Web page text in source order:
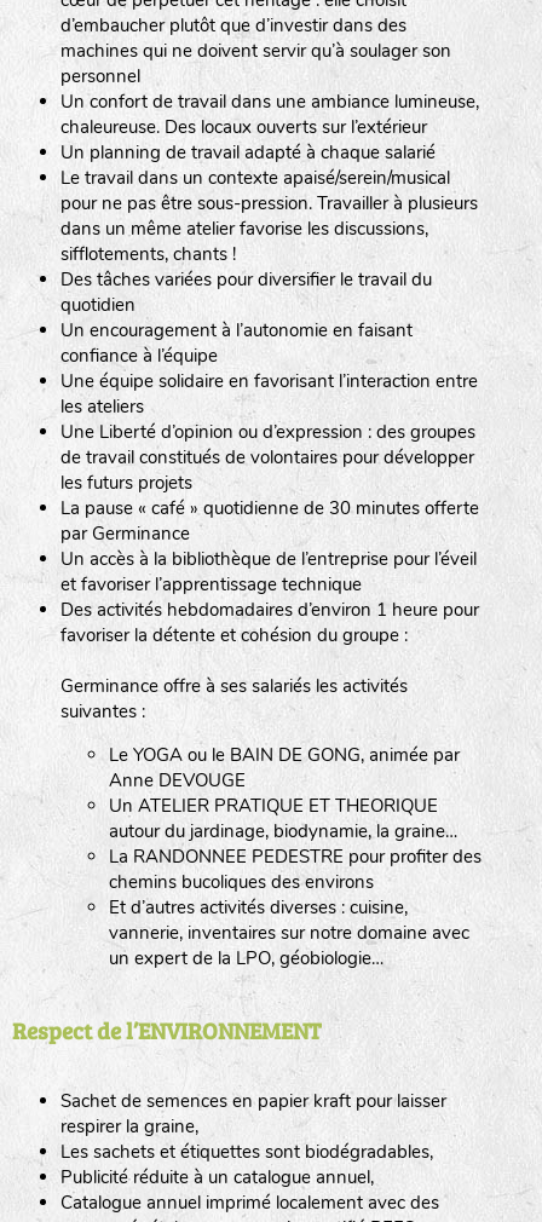
d’embaucher plutôt que d’investir dans des
machines qui ne doivent servir qu’à soulager son
personnel
Un confort de travail dans une ambiance lumineuse,
chaleureuse. Des locaux ouverts sur l’extérieur
Un planning de travail adapté à chaque salarié
Le travail dans un contexte apaisé/serein/musical
pour ne pas être sous-pression. Travailler à plusieurs
dans un même atelier favorise les discussions,
sifflotements, chants !
Des tâches variées pour diversifier le travail du
quotidien
Un encouragement à l’autonomie en faisant
confiance à l’équipe
Une équipe solidaire en favorisant l’interaction entre
les ateliers
Une Liberté d’opinion ou d’expression : des groupes
de travail constitués de volontaires pour développer
les futurs projets
La pause « café » quotidienne de 30 minutes offerte
par Germinance
Un accès à la bibliothèque de l’entreprise pour l’éveil
et favoriser l’apprentissage technique
Des activités hebdomadaires d’environ 1 heure pour
favoriser la détente et cohésion du groupe :
Germinance offre à ses salariés les activités
suivantes :
Le YOGA ou le BAIN DE GONG, animée par
Anne DEVOUGE
Un ATELIER PRATIQUE ET THEORIQUE
autour du jardinage, biodynamie, la graine…
La RANDONNEE PEDESTRE pour profiter des
chemins bucoliques des environs
Et d’autres activités diverses : cuisine,
vannerie, inventaires sur notre domaine avec
un expert de la LPO, géobiologie…
Respect de l’ENVIRONNEMENT
Sachet de semences en papier kraft pour laisser
respirer la graine,
Les sachets et étiquettes sont biodégradables,
Publicité réduite à un catalogue annuel,
Catalogue annuel imprimé localement avec des